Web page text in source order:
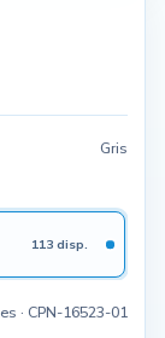
Gris
113 disp.
· CPN-16523-01